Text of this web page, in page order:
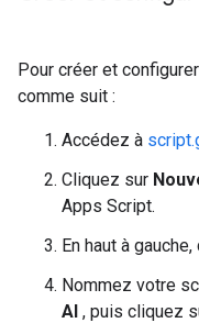
Pour créer et
comme suit :
Accédez à
Cliquez sur
Apps Script.
En haut à
Nommez votre
AI , puis cliquez